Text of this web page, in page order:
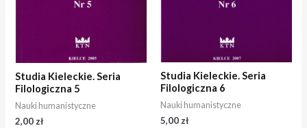
Studia Kieleckie. Seria
Filologiczna 5
Nauki humanistyczne
2,00 zł
Studia Kieleckie. Seria
Filologiczna 6
Nauki humanistyczne
5,00 zł